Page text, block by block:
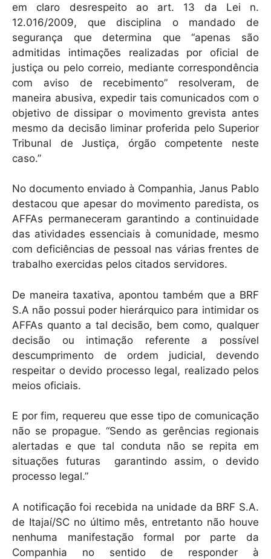
em claro desrespeito ao art. 13 da Lei n.
12.016/2009, que disciplina o mandado de
segurança que determina que “apenas são
admitidas intimações realizadas por oficial de
justiça ou pelo correio, mediante correspondência
com aviso de recebimento” resolveram, de
maneira abusiva, expedir tais comunicados com o
objetivo de dissipar o movimento grevista antes
mesmo da decisão liminar proferida pelo Superior
Tribunal de Justiça, órgão competente neste
caso.”
No documento enviado à Companhia, Janus Pablo
destacou que apesar do movimento paredista, os
AFFAs permaneceram garantindo a continuidade
das atividades essenciais à comunidade, mesmo
com deficiências de pessoal nas várias frentes de
trabalho exercidas pelos citados servidores.
De maneira taxativa, apontou também que a BRF
S.A não possui poder hierárquico para intimidar os
AFFAs quanto a tal decisão, bem como, qualquer
decisão ou intimação referente a possível
descumprimento de ordem judicial, devendo
respeitar o devido processo legal, realizado pelos
meios oficiais.
E por fim, requereu que esse tipo de comunicação
não se propague. “Sendo as gerências regionais
alertadas e que tal conduta não se repita em
situações futuras garantindo assim, o devido
processo legal.”
A notificação foi recebida na unidade da BRF S.A.
de Itajaí/SC no último mês, entretanto não houve
nenhuma manifestação formal por parte da
Companhia no sentido de responder à